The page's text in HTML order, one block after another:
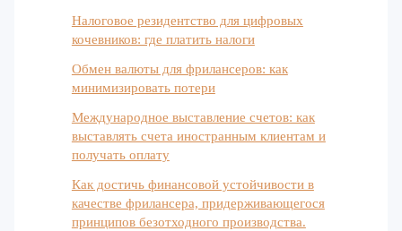
Налоговое резидентство для цифровых
кочевников: где платить налоги
Обмен валюты для фрилансеров: как
минимизировать потери
Международное выставление счетов: как
выставлять счета иностранным клиентам и
получать оплату
Как достичь финансовой устойчивости в
качестве фрилансера, придерживающегося
принципов безотходного производства.